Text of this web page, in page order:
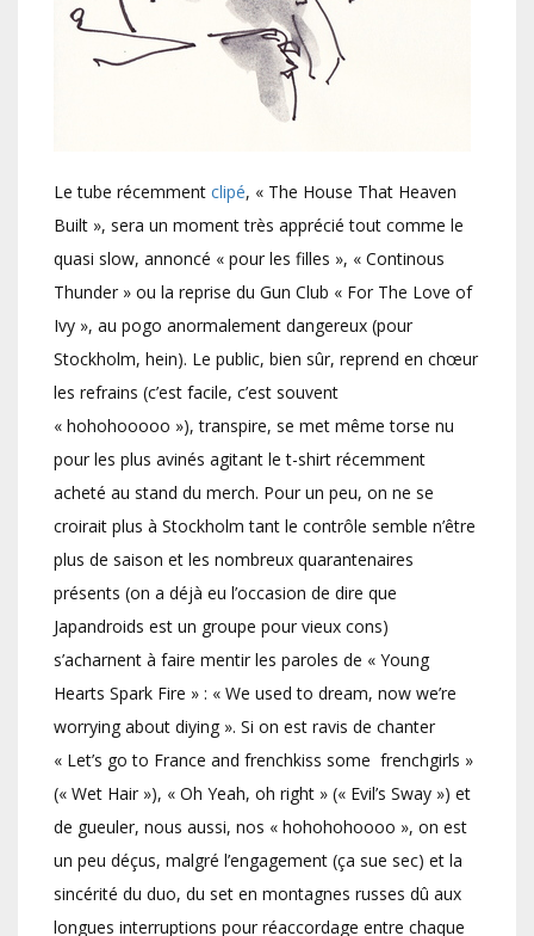
Le tube récemment clipé, « The House That Heaven
Built », sera un moment très apprécié tout comme le
quasi slow, annoncé « pour les filles », « Continous
Thunder » ou la reprise du Gun Club « For The Love of
Ivy », au pogo anormalement dangereux (pour
Stockholm, hein). Le public, bien sûr, reprend en chœur
les refrains (c’est facile, c’est souvent
« hohohooooo »), transpire, se met même torse nu
pour les plus avinés agitant le t-shirt récemment
acheté au stand du merch. Pour un peu, on ne se
croirait plus à Stockholm tant le contrôle semble n’être
plus de saison et les nombreux quarantenaires
présents (on a déjà eu l’occasion de dire que
Japandroids est un groupe pour vieux cons)
s’acharnent à faire mentir les paroles de « Young
Hearts Spark Fire » : « We used to dream, now we’re
worrying about diying ». Si on est ravis de chanter
« Let’s go to France and frenchkiss some frenchgirls »
(« Wet Hair »), « Oh Yeah, oh right » (« Evil’s Sway ») et
de gueuler, nous aussi, nos « hohohohoooo », on est
un peu déçus, malgré l’engagement (ça sue sec) et la
sincérité du duo, du set en montagnes russes dû aux
longues interruptions pour réaccordage entre chaque